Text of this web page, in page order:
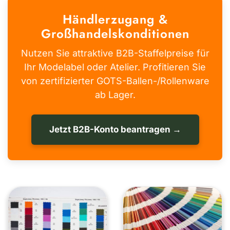
Händlerzugang &
Großhandelskonditionen
Nutzen Sie attraktive B2B-Staffelpreise für
Ihr Modelabel oder Atelier. Profitieren Sie
von zertifizierter GOTS-Ballen-/Rollenware
ab Lager.
Jetzt B2B-Konto beantragen →